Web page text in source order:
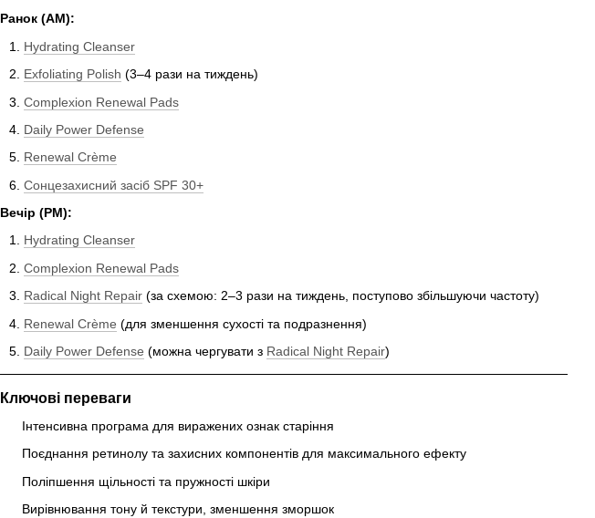
Ранок (AM):
Hydrating Cleanser
Exfoliating Polish (3–4 рази на тиждень)
Complexion Renewal Pads
Daily Power Defense
Renewal Crème
Сонцезахисний засіб SPF 30+
Вечір (PM):
Hydrating Cleanser
Complexion Renewal Pads
Radical Night Repair (за схемою: 2–3 рази на тиждень, поступово збільшуючи частоту)
Renewal Crème (для зменшення сухості та подразнення)
Daily Power Defense (можна чергувати з Radical Night Repair)
Ключові переваги
Інтенсивна програма для виражених ознак старіння
Поєднання ретинолу та захисних компонентів для максимального ефекту
Поліпшення щільності та пружності шкіри
Вирівнювання тону й текстури, зменшення зморшок